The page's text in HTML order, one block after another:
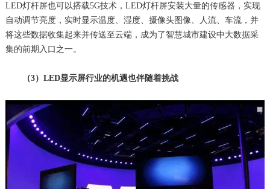
LED灯杆屏也可以搭载5G技术，LED灯杆屏安装大量的传感器，实现
自动调节亮度，实时显示温度、湿度、摄像头图像、人流、车流，并
将这些数据收集起来并传送至云端，成为了智慧城市建设中大数据采
集的前期入口之一。
（3）LED显示屏行业的机遇也伴随着挑战